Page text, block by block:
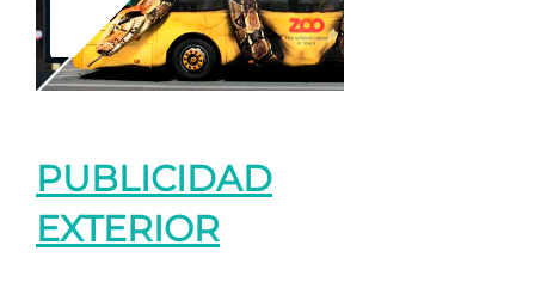
PUBLICIDAD
EXTERIOR